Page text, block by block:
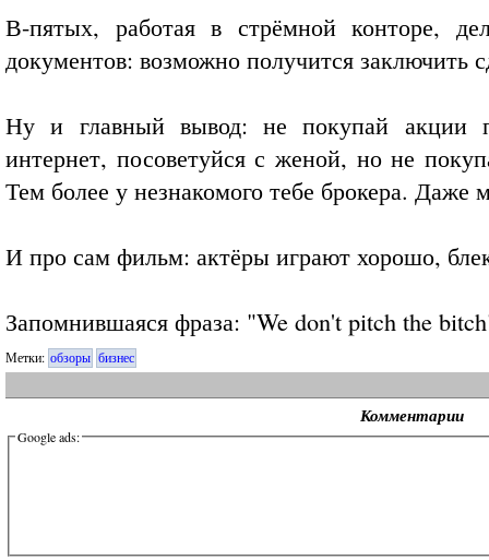
В-пятых, работая в стрёмной конторе,
документов: возможно получится заключить
Ну и главный вывод: не покупай акции
интернет, посоветуйся с женой, но не
Тем более у незнакомого тебе брокера.
И про сам фильм: актёры играют хорошо,
Запомнившаяся фраза: "We don't pitch the
Метки: обзоры бизнес
Комментарии
Google ads: